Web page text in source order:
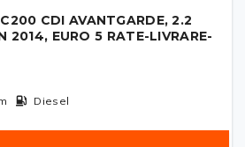
CDI AVANTGARDE, 2.2
2014, EURO 5 RATE-LIVRARE-
Diesel